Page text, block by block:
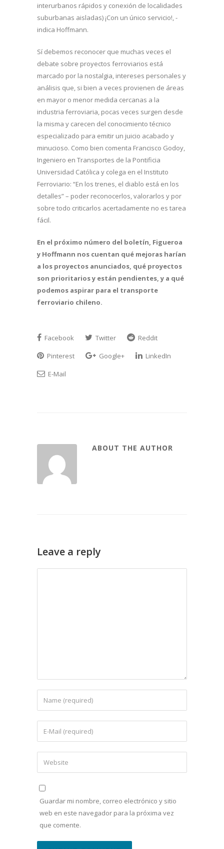
interurbanos rápidos y conexión de localidades
suburbanas aisladas) ¡Con un único servicio!, -
indica Hoffmann.
Sí debemos reconocer que muchas veces el
debate sobre proyectos ferroviarios está
marcado por la nostalgia, intereses personales y
análisis que, si bien a veces provienen de áreas
en mayor o menor medida cercanas a la
industria ferroviaria, pocas veces surgen desde
la misma y carecen del conocimiento técnico
especializado para emitir un juicio acabado y
minucioso. Como bien comenta Francisco Godoy,
Ingeniero en Transportes de la Pontificia
Universidad Católica y colega en el Instituto
Ferroviario: “En los trenes, el diablo está en los
detalles” – poder reconocerlos, valorarlos y por
sobre todo criticarlos acertadamente no es tarea
fácil.
En el próximo número del boletín, Figueroa
y Hoffmann nos cuentan qué mejoras harían
a los proyectos anunciados, qué proyectos
son prioritarios y están pendientes, y a qué
podemos aspirar para el transporte
ferroviario chileno.
Facebook Twitter
Reddit
Pinterest
Google+
LinkedIn
E-Mail
ABOUT THE AUTHOR
Leave a reply
Guardar mi nombre, correo electrónico y sitio
web en este navegador para la próxima vez
que comente.